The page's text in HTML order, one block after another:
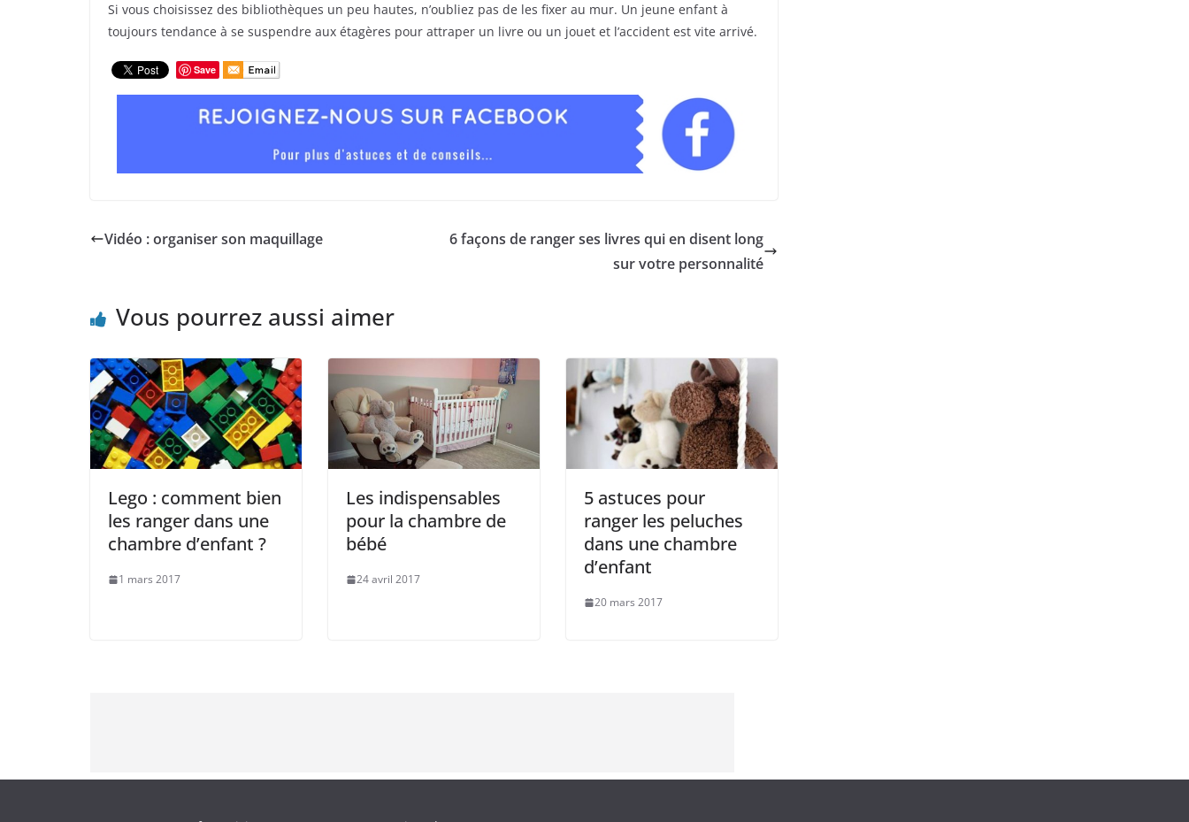
Si vous choisissez des bibliothèques un peu hautes, n’oubliez pas de les fixer au mur. Un jeune enfant à
toujours tendance à se suspendre aux étagères pour attraper un livre ou un jouet et l’accident est vite arrivé.
Save
Vidéo : organiser son maquillage
6 façons de ranger ses livres qui en disent long
sur votre personnalité
Vous pourrez aussi aimer
Lego : comment bien
les ranger dans une
chambre d’enfant ?
1 mars 2017
Les indispensables
pour la chambre de
bébé
24 avril 2017
5 astuces pour
ranger les peluches
dans une chambre
d’enfant
20 mars 2017